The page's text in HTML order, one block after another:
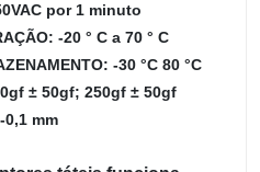
por 1 minuto
-20 ° C a 70 ° C
-30 °C 80 °C
± 50gf; 250gf ± 50gf
0,1 mm